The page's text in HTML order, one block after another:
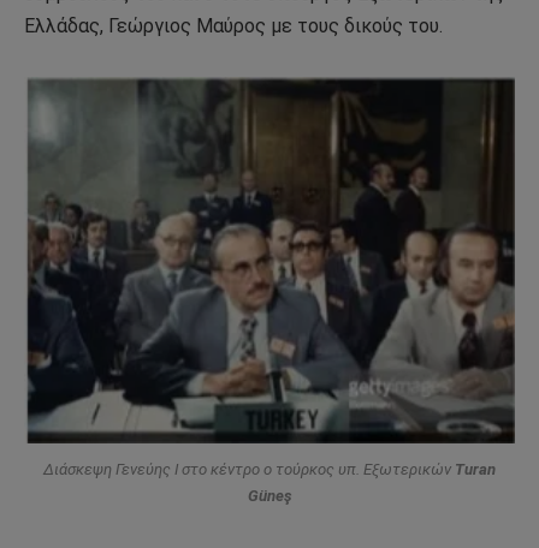
Ελλάδας, Γεώργιος Μαύρος με τους δικούς του.
Διάσκεψη Γενεύης Ι στο κέντρο ο τούρκος υπ. Εξωτερικών Turan
Güneş